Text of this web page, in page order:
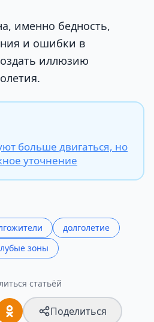
именно бедность,
и ошибки в
иллюзию
больше двигаться, но
уточнение
долголетие
зоны
статьёй
Поделиться